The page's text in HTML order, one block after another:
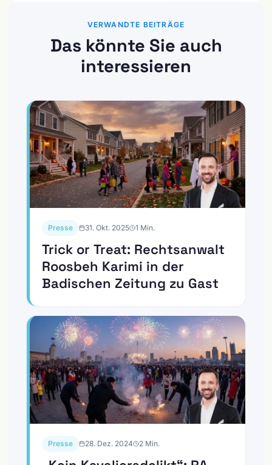
VERWANDTE BEITRÄGE
Das könnte Sie auch
interessieren
Presse 31. Okt. 2025 1 Min.
Trick or Treat: Rechtsanwalt
Roosbeh Karimi in der
Badischen Zeitung zu Gast
Presse 28. Dez. 2024 2 Min.